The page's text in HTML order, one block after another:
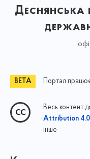
Деснянська
Портал
Весь контент
Attribution 4.0
інше